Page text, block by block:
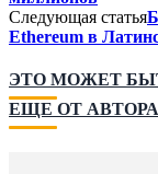
Следующая статья
Ethereum в
ЭТО МОЖЕТ
ЕЩЕ ОТ АВТОРА